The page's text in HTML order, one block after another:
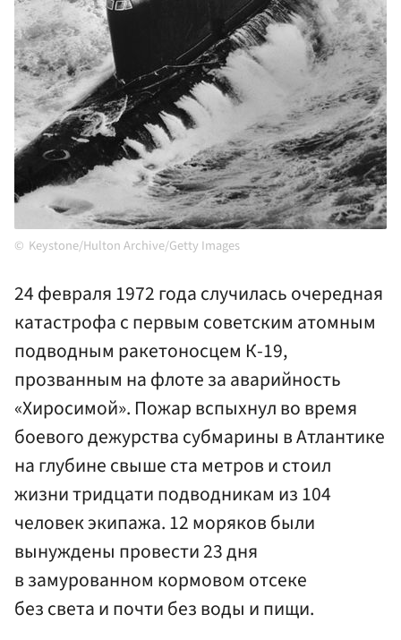
Keystone/Hulton Archive/Getty Images
24 февраля 1972 года случилась очередная
катастрофа с первым советским атомным
подводным ракетоносцем К-19,
прозванным на флоте за аварийность
«Хиросимой». Пожар вспыхнул во время
боевого дежурства субмарины в Атлантике
на глубине свыше ста метров и стоил
жизни тридцати подводникам из 104
человек экипажа. 12 моряков были
вынуждены провести 23 дня
в замурованном кормовом отсеке
без света и почти без воды и пищи.